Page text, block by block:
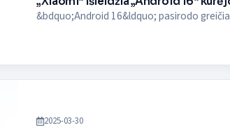
&bdquo;Android 16&ldquo; pasirodo
2025-03-30